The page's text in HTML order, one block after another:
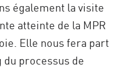
également la visite
atteinte de la MPR
Elle nous fera part
du processus de